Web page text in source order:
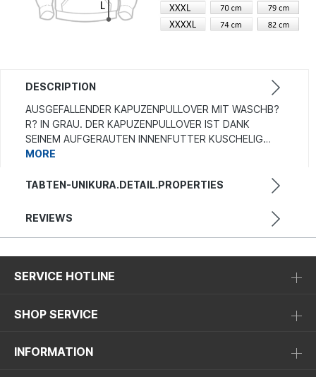
DESCRIPTION
AUSGEFALLENDER KAPUZENPULLOVER MIT WASCHB?
R? IN GRAU. DER KAPUZENPULLOVER IST DANK
SEINEM AUFGERAUTEN INNENFUTTER KUSCHELIG…
MORE
TABTEN-UNIKURA.DETAIL.PROPERTIES
REVIEWS
SERVICE HOTLINE
SHOP SERVICE
INFORMATION